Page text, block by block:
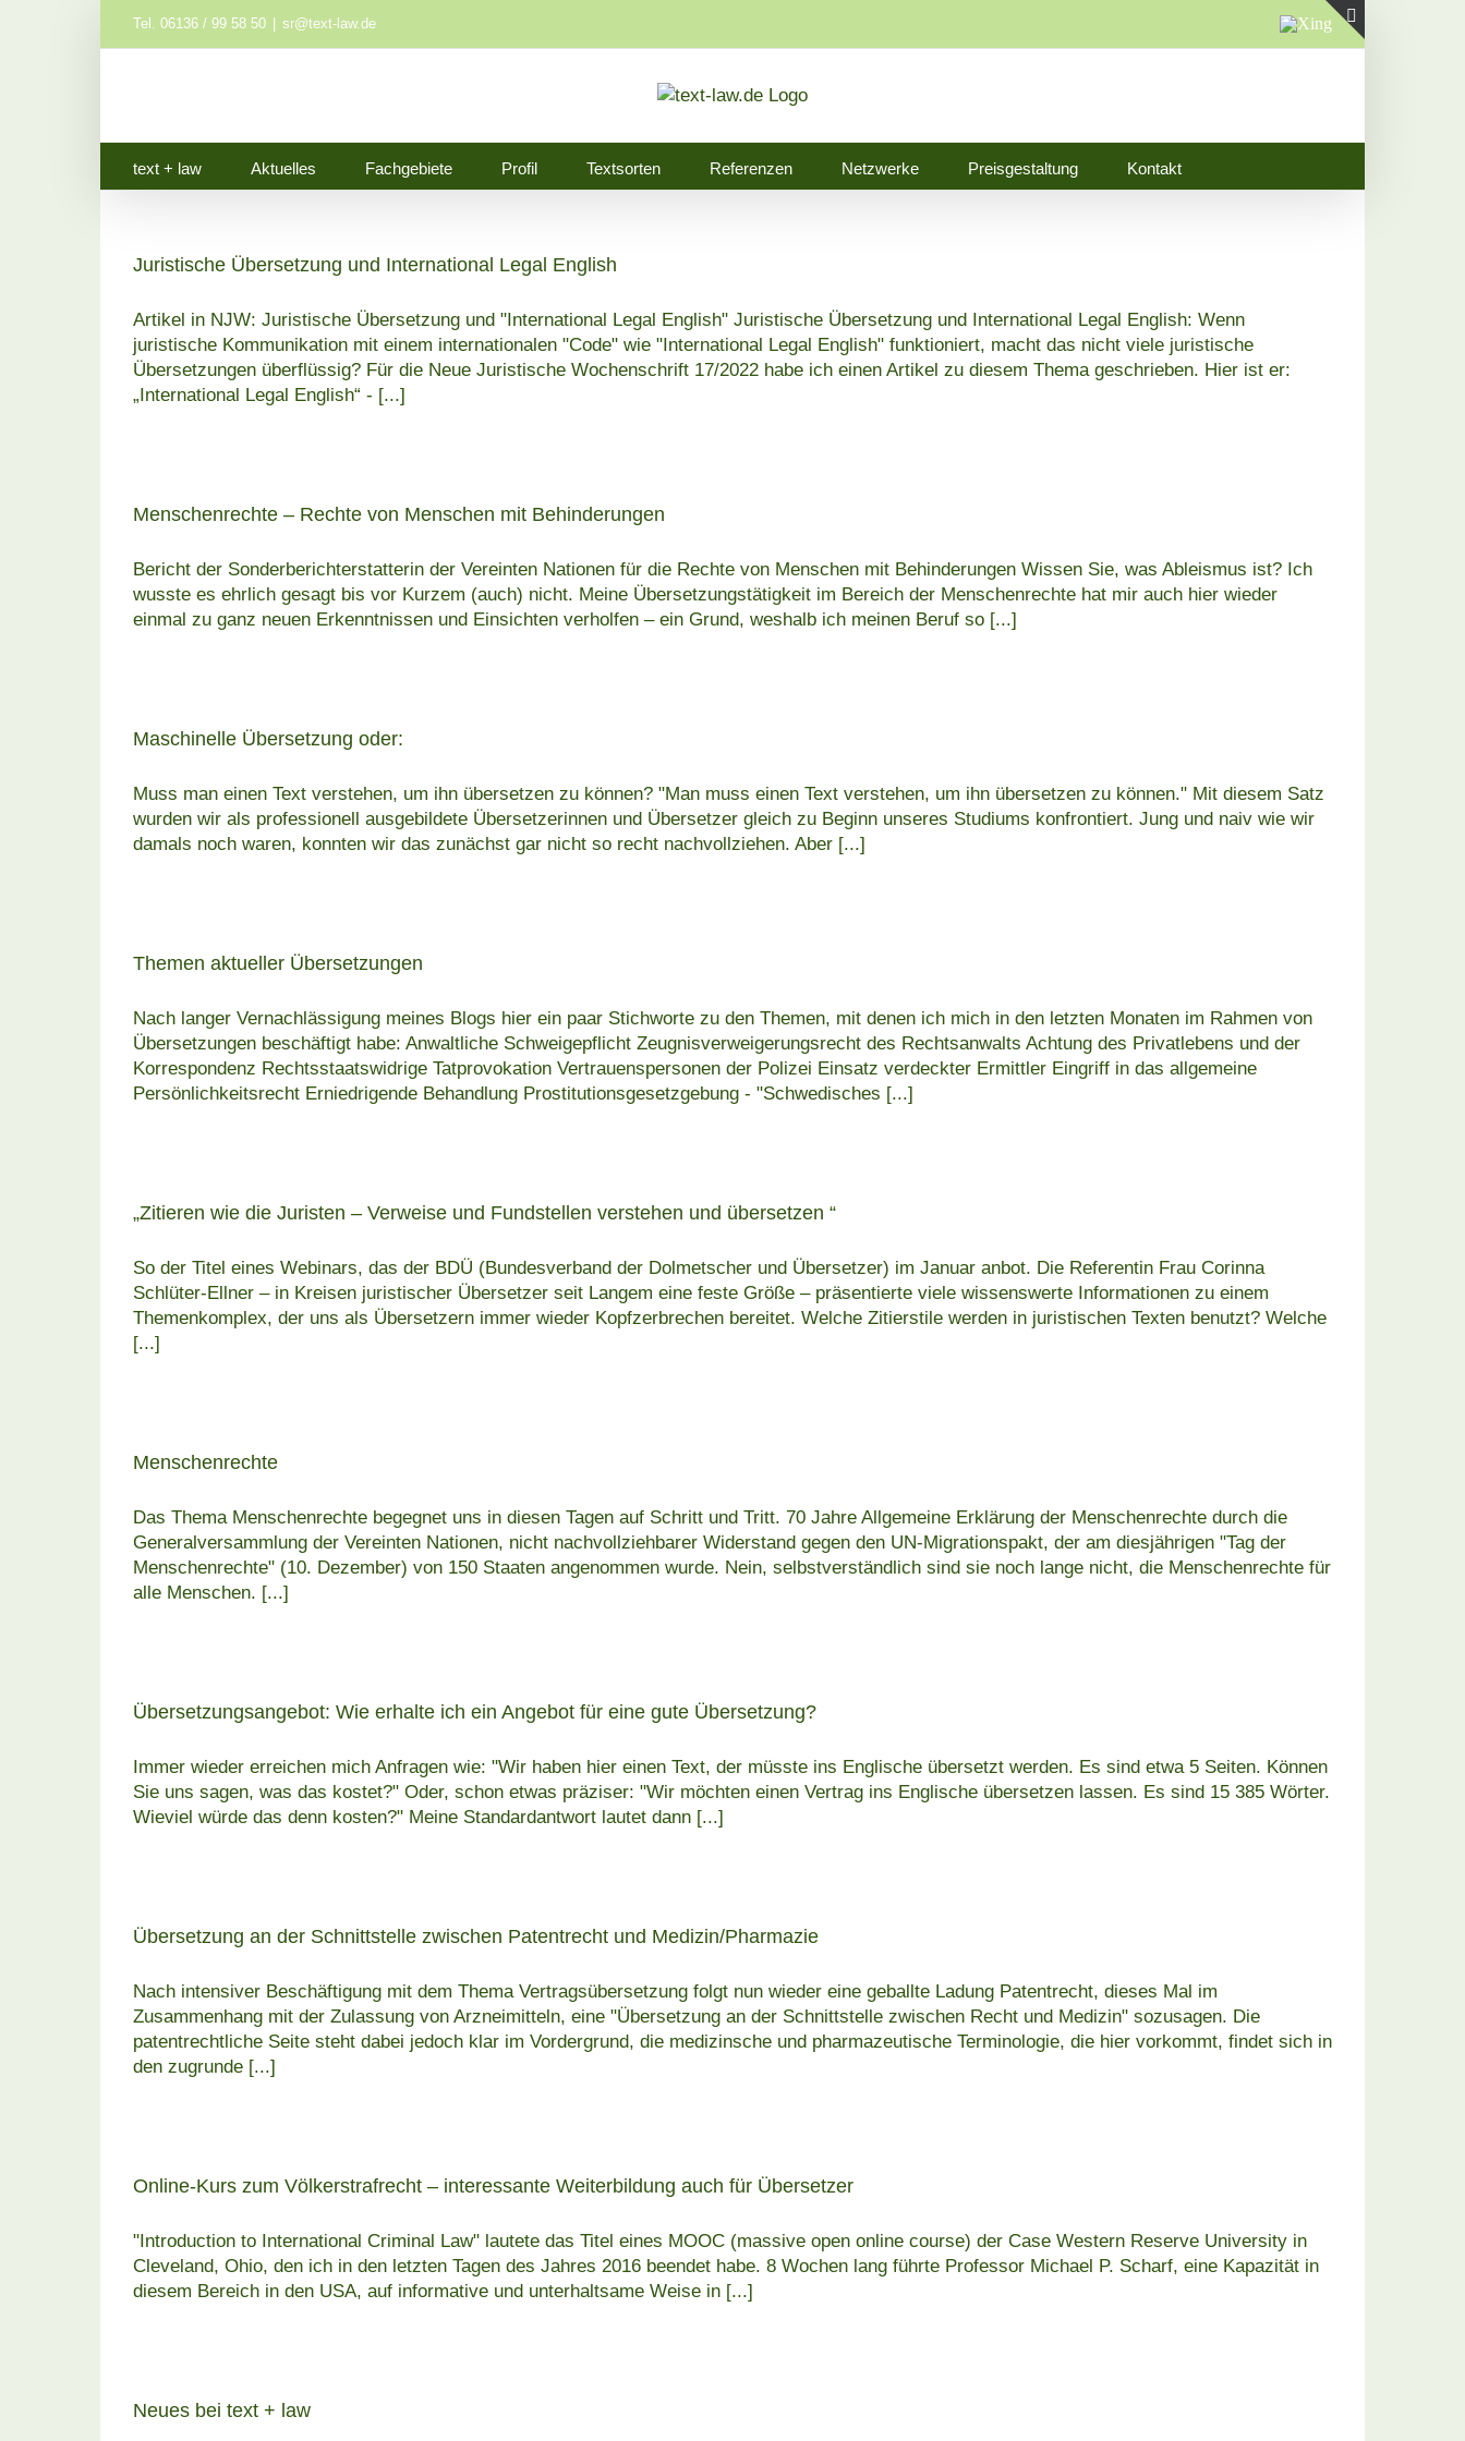
Tel. 06136 / 99 58 50 sr@text-law.de Xing
text + law Aktuelles Fachgebiete Profil Textsorten Referenzen Netzwerke Preisgestaltung Kontakt
Juristische Übersetzung und International Legal English
Artikel in NJW: Juristische Übersetzung und "International Legal English" Juristische Übersetzung und International Legal English: Wenn
juristische Kommunikation mit einem internationalen "Code" wie "International Legal English" funktioniert, macht das nicht viele juristische
Übersetzungen überflüssig? Für die Neue Juristische Wochenschrift 17/2022 habe ich einen Artikel zu diesem Thema geschrieben. Hier ist er:
„International Legal English“ - [...]
Menschenrechte – Rechte von Menschen mit Behinderungen
Bericht der Sonderberichterstatterin der Vereinten Nationen für die Rechte von Menschen mit Behinderungen Wissen Sie, was Ableismus ist? Ich
wusste es ehrlich gesagt bis vor Kurzem (auch) nicht. Meine Übersetzungstätigkeit im Bereich der Menschenrechte hat mir auch hier wieder
einmal zu ganz neuen Erkenntnissen und Einsichten verholfen – ein Grund, weshalb ich meinen Beruf so [...]
Maschinelle Übersetzung oder:
Muss man einen Text verstehen, um ihn übersetzen zu können? "Man muss einen Text verstehen, um ihn übersetzen zu können." Mit diesem Satz
wurden wir als professionell ausgebildete Übersetzerinnen und Übersetzer gleich zu Beginn unseres Studiums konfrontiert. Jung und naiv wie wir
damals noch waren, konnten wir das zunächst gar nicht so recht nachvollziehen. Aber [...]
Themen aktueller Übersetzungen
Nach langer Vernachlässigung meines Blogs hier ein paar Stichworte zu den Themen, mit denen ich mich in den letzten Monaten im Rahmen von
Übersetzungen beschäftigt habe: Anwaltliche Schweigepflicht Zeugnisverweigerungsrecht des Rechtsanwalts Achtung des Privatlebens und der
Korrespondenz Rechtsstaatswidrige Tatprovokation Vertrauenspersonen der Polizei Einsatz verdeckter Ermittler Eingriff in das allgemeine
Persönlichkeitsrecht Erniedrigende Behandlung Prostitutionsgesetzgebung - "Schwedisches [...]
„Zitieren wie die Juristen – Verweise und Fundstellen verstehen und übersetzen “
So der Titel eines Webinars, das der BDÜ (Bundesverband der Dolmetscher und Übersetzer) im Januar anbot. Die Referentin Frau Corinna
Schlüter-Ellner – in Kreisen juristischer Übersetzer seit Langem eine feste Größe – präsentierte viele wissenswerte Informationen zu einem
Themenkomplex, der uns als Übersetzern immer wieder Kopfzerbrechen bereitet. Welche Zitierstile werden in juristischen Texten benutzt? Welche
[...]
Menschenrechte
Das Thema Menschenrechte begegnet uns in diesen Tagen auf Schritt und Tritt. 70 Jahre Allgemeine Erklärung der Menschenrechte durch die
Generalversammlung der Vereinten Nationen, nicht nachvollziehbarer Widerstand gegen den UN-Migrationspakt, der am diesjährigen "Tag der
Menschenrechte" (10. Dezember) von 150 Staaten angenommen wurde. Nein, selbstverständlich sind sie noch lange nicht, die Menschenrechte für
alle Menschen. [...]
Übersetzungsangebot: Wie erhalte ich ein Angebot für eine gute Übersetzung?
Immer wieder erreichen mich Anfragen wie: "Wir haben hier einen Text, der müsste ins Englische übersetzt werden. Es sind etwa 5 Seiten. Können
Sie uns sagen, was das kostet?" Oder, schon etwas präziser: "Wir möchten einen Vertrag ins Englische übersetzen lassen. Es sind 15 385 Wörter.
Wieviel würde das denn kosten?" Meine Standardantwort lautet dann [...]
Übersetzung an der Schnittstelle zwischen Patentrecht und Medizin/Pharmazie
Nach intensiver Beschäftigung mit dem Thema Vertragsübersetzung folgt nun wieder eine geballte Ladung Patentrecht, dieses Mal im
Zusammenhang mit der Zulassung von Arzneimitteln, eine "Übersetzung an der Schnittstelle zwischen Recht und Medizin" sozusagen. Die
patentrechtliche Seite steht dabei jedoch klar im Vordergrund, die medizinsche und pharmazeutische Terminologie, die hier vorkommt, findet sich in
den zugrunde [...]
Online-Kurs zum Völkerstrafrecht – interessante Weiterbildung auch für Übersetzer
"Introduction to International Criminal Law" lautete das Titel eines MOOC (massive open online course) der Case Western Reserve University in
Cleveland, Ohio, den ich in den letzten Tagen des Jahres 2016 beendet habe. 8 Wochen lang führte Professor Michael P. Scharf, eine Kapazität in
diesem Bereich in den USA, auf informative und unterhaltsame Weise in [...]
Neues bei text + law
Toggle